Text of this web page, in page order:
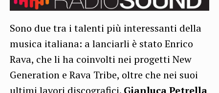
Sono due tra i talenti più interessanti della
musica italiana: a lanciarli è stato Enrico
Rava, che li ha coinvolti nei progetti New
Generation e Rava Tribe, oltre che nei suoi
ultimi lavori discografici. Gianluca Petrella